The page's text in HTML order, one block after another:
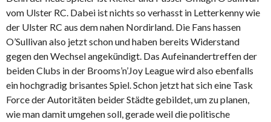
vom Ulster RC. Dabei ist nichts so verhasst in Letterkenny wie
der Ulster RC aus dem nahen Nordirland. Die Fans hassen
O’Sullivan also jetzt schon und haben bereits Widerstand
gegen den Wechsel angekündigt. Das Aufeinandertreffen der
beiden Clubs in der Brooms’n’Joy League wird also ebenfalls
ein hochgradig brisantes Spiel. Schon jetzt hat sich eine Task
Force der Autoritäten beider Städte gebildet, um zu planen,
wie man damit umgehen soll, gerade weil die politische